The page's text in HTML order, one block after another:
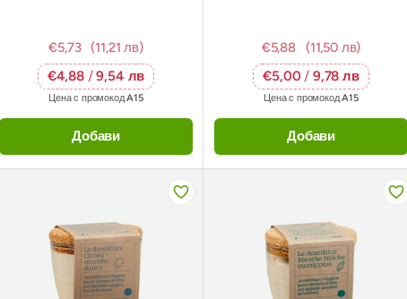
€5,73
(11,21 лв)
€4,88 /9,54 лв
Цена с промокодA15
Добави
€5,88
(11,50 лв)
€5,00 / 9,78 лв
Цена с промокодA15
Добави